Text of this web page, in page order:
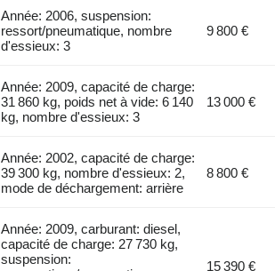
Année: 2006, suspension:
ressort/pneumatique, nombre
d'essieux: 3
9 800 €
Année: 2009, capacité de charge:
31 860 kg, poids net à vide: 6 140
kg, nombre d'essieux: 3
13 000 €
Année: 2002, capacité de charge:
39 300 kg, nombre d'essieux: 2,
mode de déchargement: arrière
8 800 €
Année: 2009, carburant: diesel,
capacité de charge: 27 730 kg,
suspension:
15 390 €